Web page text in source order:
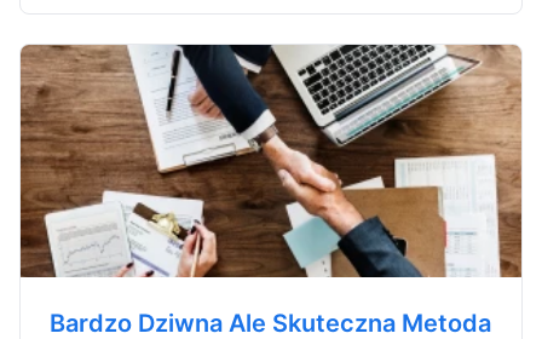
Bardzo Dziwna Ale Skuteczna Metoda